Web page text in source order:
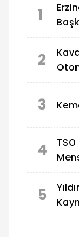
1
2
3
4
5